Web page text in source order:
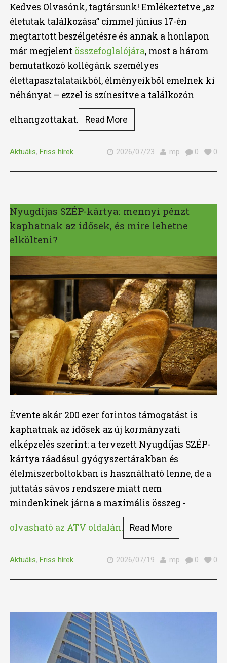
Kedves Olvasónk, tagtársunk! Emlékeztetve „az
életutak találkozása” címmel június 17-én
megtartott beszélgetésre és annak a honlapon
már megjelent összefoglalójára, most a három
bemutatkozó kollégánk személyes
élettapasztalataikból, élményeikből emelnek ki
néhányat – ezzel is színesítve a találkozón
elhangzottakat. Read More
Aktuális, Friss hírek 2026/07/23 mp 0 0
Nyugdíjas SZÉP-kártya: mennyi pénzt
kaphatnak az idősek, és mire lehetne
elkölteni?
Évente akár 200 ezer forintos támogatást is
kaphatnak az idősek az új kormányzati
elképzelés szerint: a tervezett Nyugdíjas SZÉP-
kártya ráadásul gyógyszertárakban és
élelmiszerboltokban is használható lenne, de a
juttatás sávos rendszere miatt nem
mindenkinek járna a maximális összeg -
olvasható az ATV oldalán. Read More
Aktuális, Friss hírek 2026/07/19 mp 0 0